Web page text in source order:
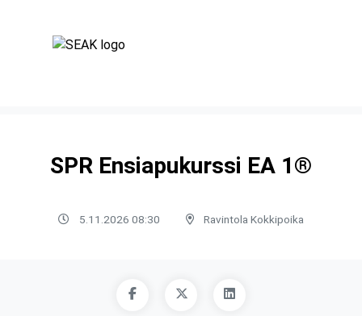
SPR Ensiapukurssi EA 1®
5.11.2026 08:30 Ravintola Kokkipoika